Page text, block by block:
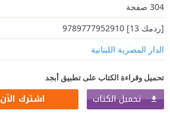
304 صفحة
[ردمك 13] 9789777952910
الدار المصرية اللبنانية
تحميل وقراءة الكتاب على تطبيق أبجد
تحميل الكتاب اشترك الآن